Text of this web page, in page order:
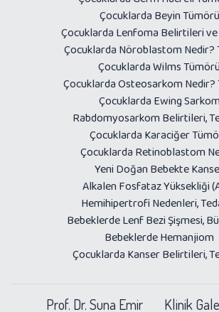
Çocuklarda Beyin Tümörü
Çocuklarda Lenfoma Belirtileri ve
Çocuklarda Nöroblastom Nedir?
Çocuklarda Wilms
Çocuklarda Osteosarkom Nedir?
Çocuklarda Ewing
Rabdomyosarkom Belirtileri,
Çocuklarda Karaciğer
Çocuklarda Retinoblastom
Yeni Doğan Bebekte
Alkalen Fosfataz Yüksekliği
Hemihipertrofi Nedenleri,
Bebeklerde Lenf Bezi Şişmesi,
Bebeklerde Hemanjiom
Çocuklarda Kanser Belirtileri,
Prof. Dr. Suna Emir Klinik